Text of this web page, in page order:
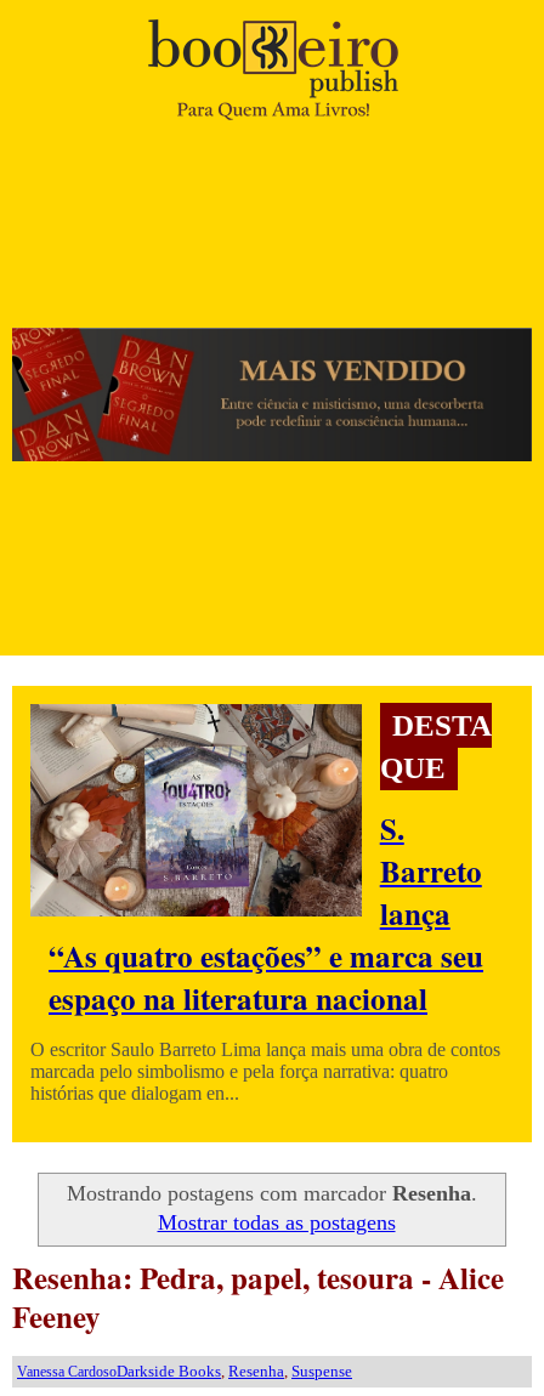
DESTA
QUE
S.
Barreto
lança
“As quatro estações” e marca seu
espaço na literatura nacional
O escritor Saulo Barreto Lima lança mais uma obra de contos
marcada pelo simbolismo e pela força narrativa: quatro
histórias que dialogam en...
Mostrando postagens com marcador Resenha.
Mostrar todas as postagens
Resenha: Pedra, papel, tesoura - Alice
Feeney
Vanessa CardosoDarkside Books Resenha Suspense